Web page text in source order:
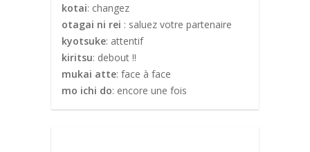
kotai: changez
otagai ni rei : saluez votre partenaire
kyotsuke: attentif
kiritsu: debout !!
mukai atte: face à face
mo ichi do: encore une fois